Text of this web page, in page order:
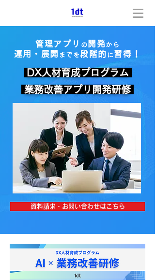
管理アプリ の 開発から
運用・展開 までを段階的 に 習得！
DX人材育成プログラム
業務改善アプリ開発研修
資料請求・お問い合わせはこちら